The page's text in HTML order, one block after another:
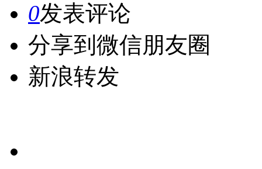
0发表评论
分享到微信朋友圈
新浪转发